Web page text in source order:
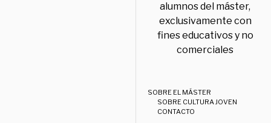
alumnos del máster,
exclusivamente con
fines educativos y no
comerciales
SOBRE EL MÁSTER
SOBRE CULTURA JOVEN
CONTACTO